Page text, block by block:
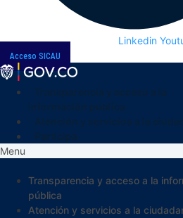
Linkedin
Acceso SICAU
Menu
Transparencia y acceso a la
pública
Atención y servicios a la